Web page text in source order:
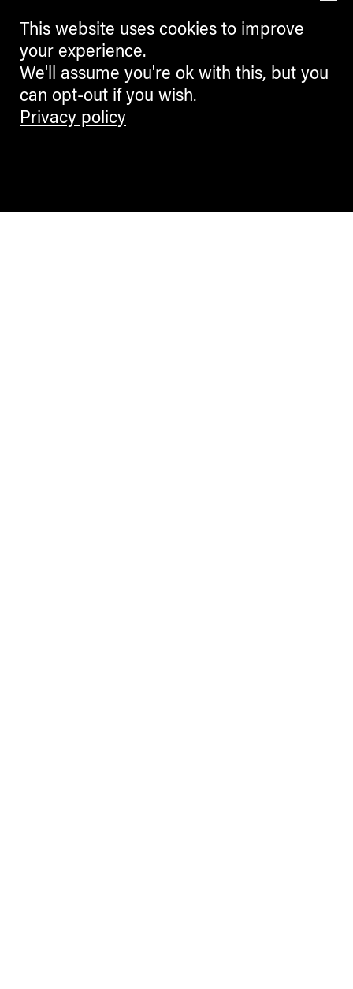
This website uses cookies to improve
your experience.
We'll assume you're ok with this, but you
can opt-out if you wish.
Privacy policy